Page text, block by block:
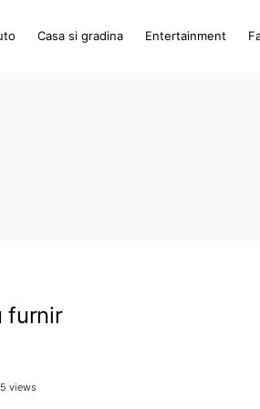
Casa si gradina Entertainment
furnir
views